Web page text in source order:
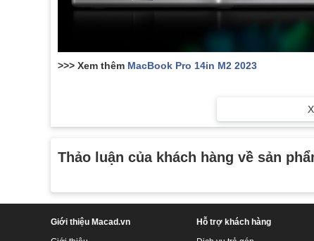
>>> Xem thêm MacBook Pro 14in M2 2023
Chip mới M2 Pro tích hợp công nghệ xử lý 5nm Gen
trí. Neural Engine 16 nhân hỗ trợ tăng tốc máy học trên
Thảo luận của khách hàng về sản
Giới thiệu Macad.vn
Hỗ trợ khách hàng